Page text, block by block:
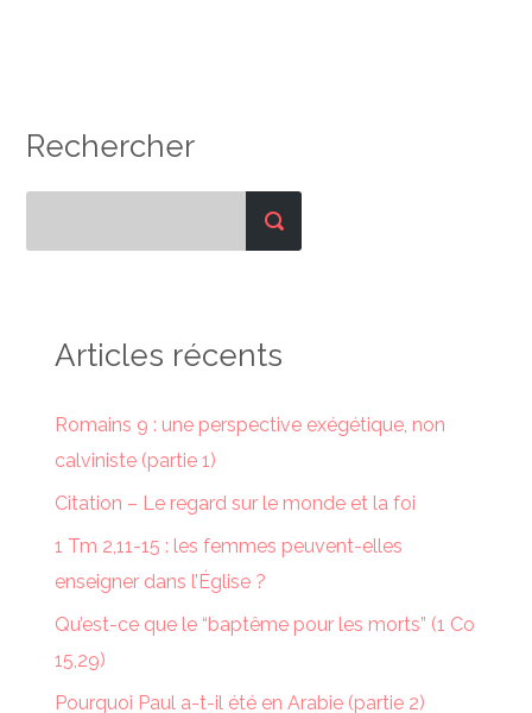
Rechercher
Articles récents
Romains 9 : une perspective exégétique, non
calviniste (partie 1)
Citation – Le regard sur le monde et la foi
1 Tm 2,11-15 : les femmes peuvent-elles
enseigner dans l’Église ?
Qu’est-ce que le “baptême pour les morts” (1 Co
15,29)
Pourquoi Paul a-t-il été en Arabie (partie 2)